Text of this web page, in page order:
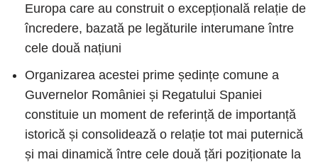
Europa care au construit o excepțională relație de
încredere, bazată pe legăturile interumane între
cele două națiuni
Organizarea acestei prime ședințe comune a
Guvernelor României și Regatului Spaniei
constituie un moment de referință de importanță
istorică și consolidează o relație tot mai puternică
și mai dinamică între cele două țări poziționate la